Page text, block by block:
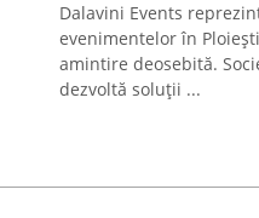
Dalavini Events
evenimentelor în
amintire deosebită.
dezvoltă soluții ...